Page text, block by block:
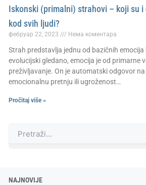
Iskonski (primalni) strahovi – koji su
kod svih ljudi?
фебруар 22, 2023 Нема коментара
Strah predstavlja jednu od bazičnih emocija
evolucijski gledano, emocija je od primarne
preživljavanje. On je automatski odgovor
emocionalnu pretnju ili ugroženost…
Pročitaj više »
NAJNOVIJE